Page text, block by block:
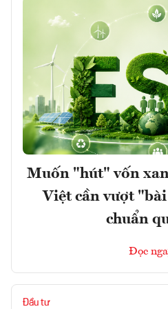
Muốn "hút" vốn
Việt cần vượt
chuẩn
Đọc
Đầu tư